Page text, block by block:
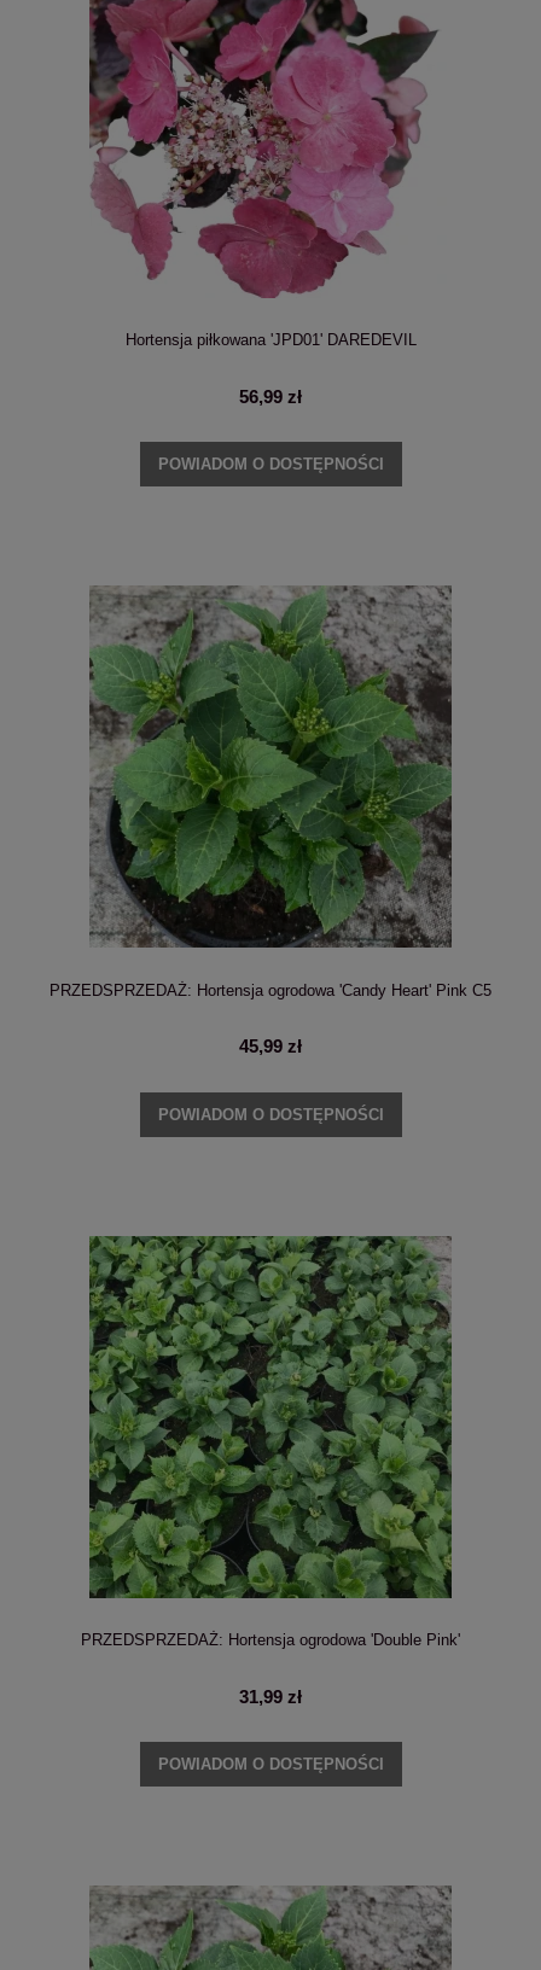
Hortensja piłkowana 'JPD01' DAREDEVIL
56,99 zł
POWIADOM O DOSTĘPNOŚCI
PRZEDSPRZEDAŻ: Hortensja ogrodowa 'Candy Heart' Pink C5
45,99 zł
POWIADOM O DOSTĘPNOŚCI
PRZEDSPRZEDAŻ: Hortensja ogrodowa 'Double Pink'
31,99 zł
POWIADOM O DOSTĘPNOŚCI